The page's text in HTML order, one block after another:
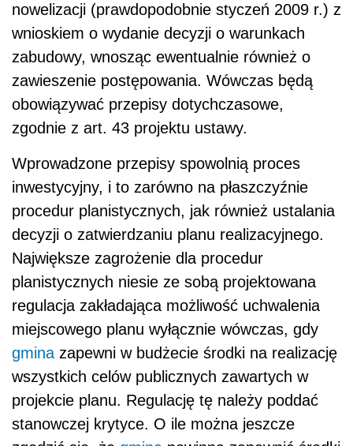
nowelizacji (prawdopodobnie styczeń 2009 r.) z
wnioskiem o wydanie decyzji o warunkach
zabudowy, wnosząc ewentualnie również o
zawieszenie postępowania. Wówczas będą
obowiązywać przepisy dotychczasowe,
zgodnie z art. 43 projektu ustawy.
Wprowadzone przepisy spowolnią proces
inwestycyjny, i to zarówno na płaszczyźnie
procedur planistycznych, jak również ustalania
decyzji o zatwierdzaniu planu realizacyjnego.
Największe zagrożenie dla procedur
planistycznych niesie ze sobą projektowana
regulacja zakładająca możliwość uchwalenia
miejscowego planu wyłącznie wówczas, gdy
gmina zapewni w budżecie środki na realizację
wszystkich celów publicznych zawartych w
projekcie planu. Regulację tę należy poddać
stanowczej krytyce. O ile można jeszcze